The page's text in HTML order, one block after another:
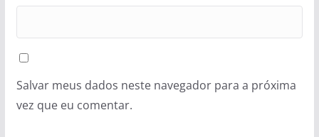
Salvar meus dados neste navegador para a próxima
vez que eu comentar.